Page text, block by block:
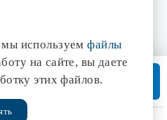
от 3 дней
используемфайлы
на сайте, вы даете
этих файлов.